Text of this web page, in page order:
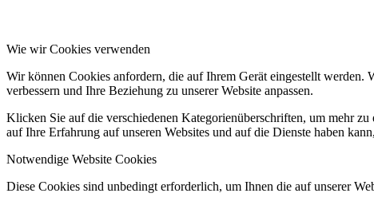
Wie wir Cookies verwenden
Wir können Cookies anfordern, die auf Ihrem Gerät eingestellt werden.
verbessern und Ihre Beziehung zu unserer Website anpassen.
Klicken Sie auf die verschiedenen Kategorienüberschriften, um mehr
auf Ihre Erfahrung auf unseren Websites und auf die Dienste haben
Notwendige Website Cookies
Diese Cookies sind unbedingt erforderlich, um Ihnen die auf unserer